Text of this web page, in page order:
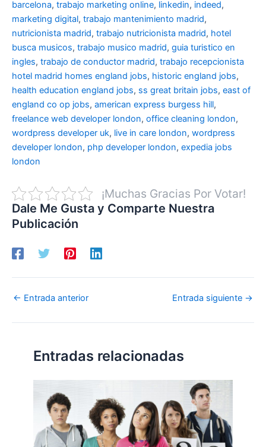
barcelona, trabajo marketing online, linkedin, indeed,
marketing digital, trabajo mantenimiento madrid,
nutricionista madrid, trabajo nutricionista madrid, hotel
busca musicos, trabajo musico madrid, guia turistico en
ingles, trabajo de conductor madrid, trabajo recepcionista
hotel madrid homes england jobs, historic england jobs,
health education england jobs, ss great britain jobs, east of
england co op jobs, american express burgess hill,
freelance web developer london, office cleaning london,
wordpress developer uk, live in care london, wordpress
developer london, php developer london, expedia jobs
london
¡Muchas Gracias Por Votar!
Dale Me Gusta y Comparte Nuestra
Publicación
← Entrada anterior Entrada siguiente →
Entradas relacionadas